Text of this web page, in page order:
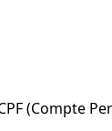
(Compte